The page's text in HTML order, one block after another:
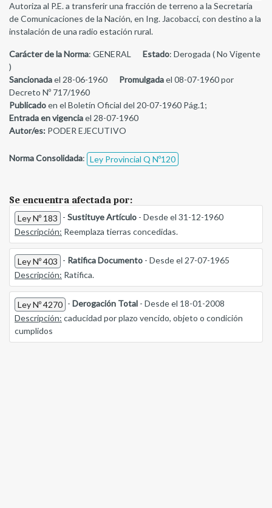
Autoriza al P.E. a transferir una fracción de terreno a la Secretaría
de Comunicaciones de la Nación, en Ing. Jacobacci, con destino a la
instalación de una radio estación rural.
Carácter de la Norma: GENERAL Estado: Derogada ( No Vigente
)
Sancionadael 28-06-1960 Promulgadael 08-07-1960 por
Decreto Nº 717/1960
Publicadoen el Boletín Oficial del 20-07-1960 Pág.1;
Entrada en vigenciael 28-07-1960
Autor/es: PODER EJECUTIVO
Norma Consolidada: Ley Provincial Q Nº120
Se encuentra afectada por:
Ley Nº 183 - Sustituye Artículo - Desde el 31-12-1960
Descripción: Reemplaza tierras concedidas.
Ley Nº 403 - Ratifica Documento - Desde el 27-07-1965
Descripción: Ratifica.
Ley Nº 4270 - Derogación Total - Desde el 18-01-2008
Descripción: caducidad por plazo vencido, objeto o condición
cumplidos